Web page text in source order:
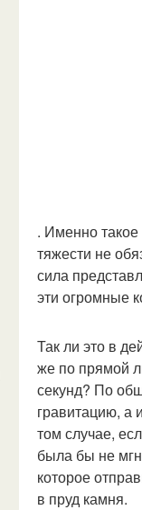
. Именно
тяжести не
сила
эти огромные
Так ли это в
же по прямой
секунд? По
гравитацию, а
том случае,
была бы не
которое
в пруд камня.